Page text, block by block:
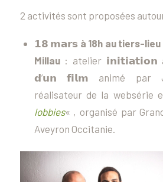
2 activités sont proposées
𝟭𝟴 𝗺𝗮𝗿𝘀 à 18h au tiers-lieu
Millau: atelier 𝗶𝗻𝗶𝘁𝗶𝗮𝘁𝗶𝗼𝗻
𝗱’𝘂𝗻 𝗳𝗶𝗹𝗺 animé par
réalisateur de la websérie
lobbies« , organisé par
Aveyron Occitanie.